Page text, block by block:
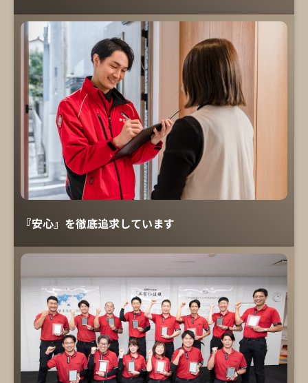
『安心』を徹底追求しています